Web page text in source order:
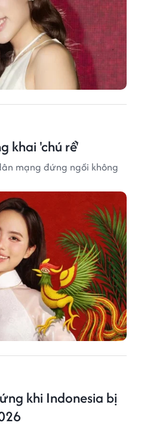
khai 'chú rể'
mạng đứng ngồi không
khi Indonesia bị